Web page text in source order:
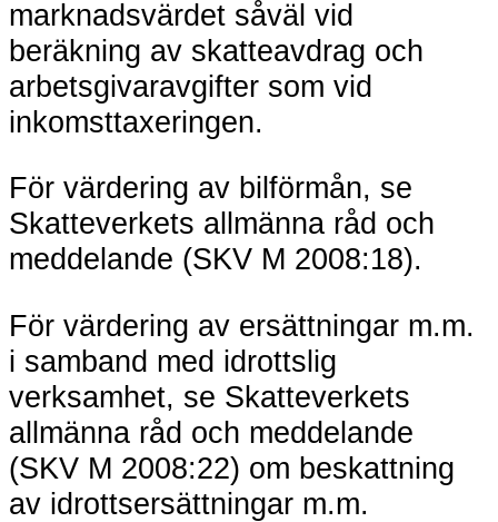
marknadsvärdet såväl vid
beräkning av skatteavdrag och
arbetsgivaravgifter som vid
inkomsttaxeringen.
För värdering av bilförmån, se
Skatteverkets allmänna råd och
meddelande (SKV M 2008:18).
För värdering av ersättningar m.m.
i samband med idrottslig
verksamhet, se Skatteverkets
allmänna råd och meddelande
(SKV M 2008:22) om beskattning
av idrottsersättningar m.m.